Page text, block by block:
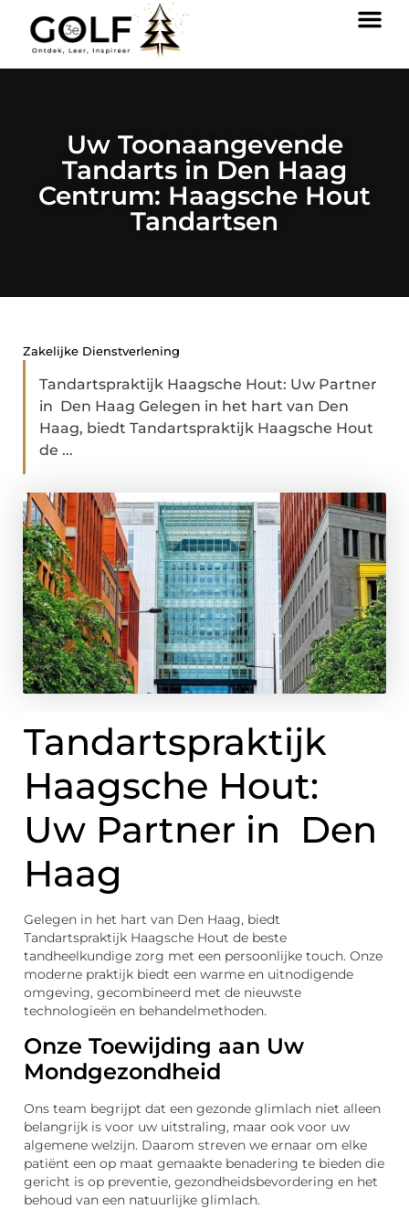
Uw Toonaangevende
Tandarts in Den Haag
Centrum: Haagsche Hout
Tandartsen
Zakelijke Dienstverlening
Tandartspraktijk Haagsche Hout: Uw Partner
in Den Haag Gelegen in het hart van Den
Haag, biedt Tandartspraktijk Haagsche Hout
de ...
Tandartspraktijk
Haagsche Hout:
Uw Partner in Den
Haag
Gelegen in het hart van Den Haag, biedt
Tandartspraktijk Haagsche Hout de beste
tandheelkundige zorg met een persoonlijke touch. Onze
moderne praktijk biedt een warme en uitnodigende
omgeving, gecombineerd met de nieuwste
technologieën en behandelmethoden.
Onze Toewijding aan Uw
Mondgezondheid
Ons team begrijpt dat een gezonde glimlach niet alleen
belangrijk is voor uw uitstraling, maar ook voor uw
algemene welzijn. Daarom streven we ernaar om elke
patiënt een op maat gemaakte benadering te bieden die
gericht is op preventie, gezondheidsbevordering en het
behoud van een natuurlijke glimlach.